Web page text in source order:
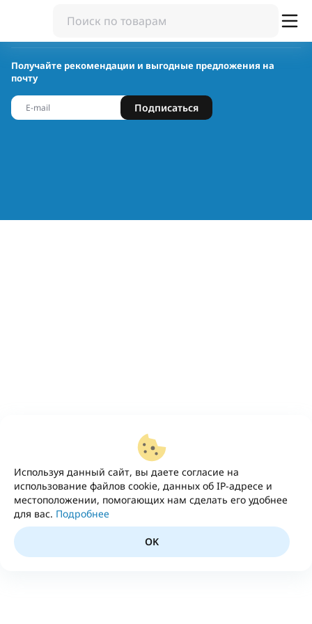
Используя данный сайт, вы даете согласие на
использование файлов cookie, данных об IP-адресе и
местоположении, помогающих нам сделать его удобнее
для вас. Подробнее
OK
Получайте рекомендации и выгодные предложения на
почту
Подписаться